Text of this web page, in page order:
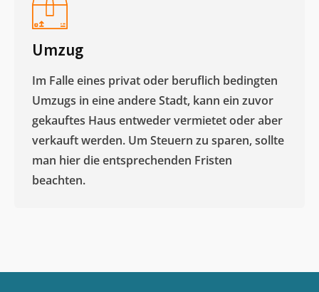
Umzug
Im Falle eines privat oder beruflich bedingten
Umzugs in eine andere Stadt, kann ein zuvor
gekauftes Haus entweder vermietet oder aber
verkauft werden. Um Steuern zu sparen, sollte
man hier die entsprechenden Fristen
beachten.